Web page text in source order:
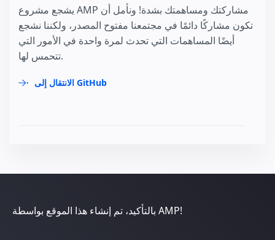
يشجع مشروع AMP مشاركتك ومساهمتك بشدة! ونأمل أن
تكون مشاركًا دائمًا في مجتمعنا مفتوح المصدر، ولكننا نشجع
أيضًا المساهمات التي تحدث لمرة واحدة في الأمور التي
تتحمس لها.
الانتقال إلى GitHub
بالتأكيد، تم إنشاء هذا الموقع بواسطة AMP!